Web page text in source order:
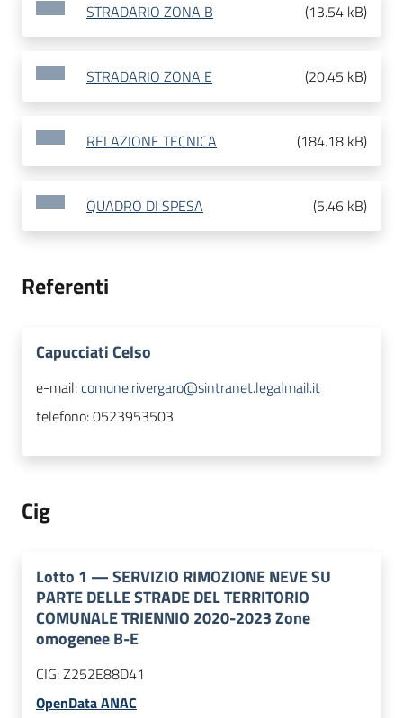
STRADARIO ZONA B (13.54 kB)
STRADARIO ZONA E (20.45 kB)
RELAZIONE TECNICA (184.18 kB)
QUADRO DI SPESA (5.46 kB)
Referenti
Capucciati Celso
e-mail:comune.rivergaro@sintranet.legalmail.it
telefono:0523953503
Cig
Lotto 1 —SERVIZIO RIMOZIONE NEVE SU
PARTE DELLE STRADE DEL TERRITORIO
COMUNALE TRIENNIO 2020-2023 Zone
omogenee B-E
CIG:Z252E88D41
OpenData ANAC